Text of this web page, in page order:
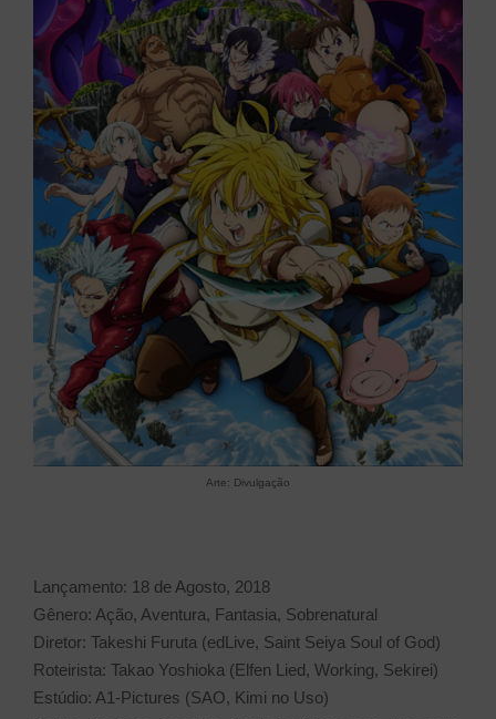
Arte: Divulgação
Lançamento: 18 de Agosto, 2018
Gênero: Ação, Aventura, Fantasia, Sobrenatural
Diretor: Takeshi Furuta (edLive, Saint Seiya Soul of God)
Roteirista: Takao Yoshioka (Elfen Lied, Working, Sekirei)
Estúdio: A1-Pictures (SAO, Kimi no Uso)